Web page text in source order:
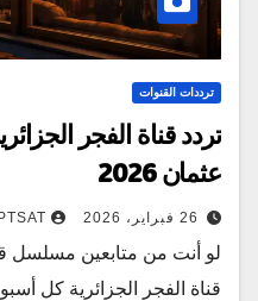
ترددات القنوات
تردد قناة الفجر
عثمان 2026
26 فبراير، 2026
لو أنت من متابعين مسلسل
قناة الفجر الجزائرية كل